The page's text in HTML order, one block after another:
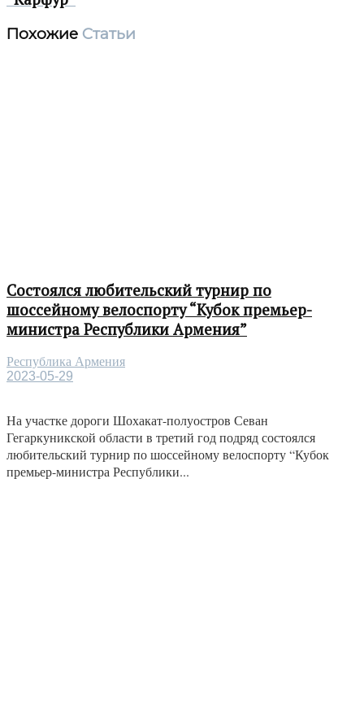
Похожие Статьи
Состоялся любительский турнир по
шоссейному велоспорту “Кубок премьер-
министра Республики Армения”
Республика Армения
2023-05-29
На участке дороги Шохакат-полуостров Севан
Гегаркуникской области в третий год подряд состоялся
любительский турнир по шоссейному велоспорту “Кубок
премьер-министра Республики...